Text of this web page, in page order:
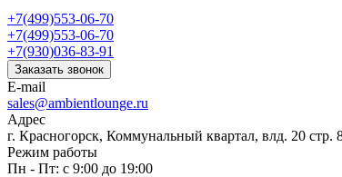
+7(499)553-06-70
+7(499)553-06-70
+7(930)036-83-91
Заказать звонок
E-mail
sales@ambientlounge.ru
Адрес
г. Красногорск, Коммунальный квартал, влд. 20 стр.
Режим работы
Пн - Пт: с 9:00 до 19:00